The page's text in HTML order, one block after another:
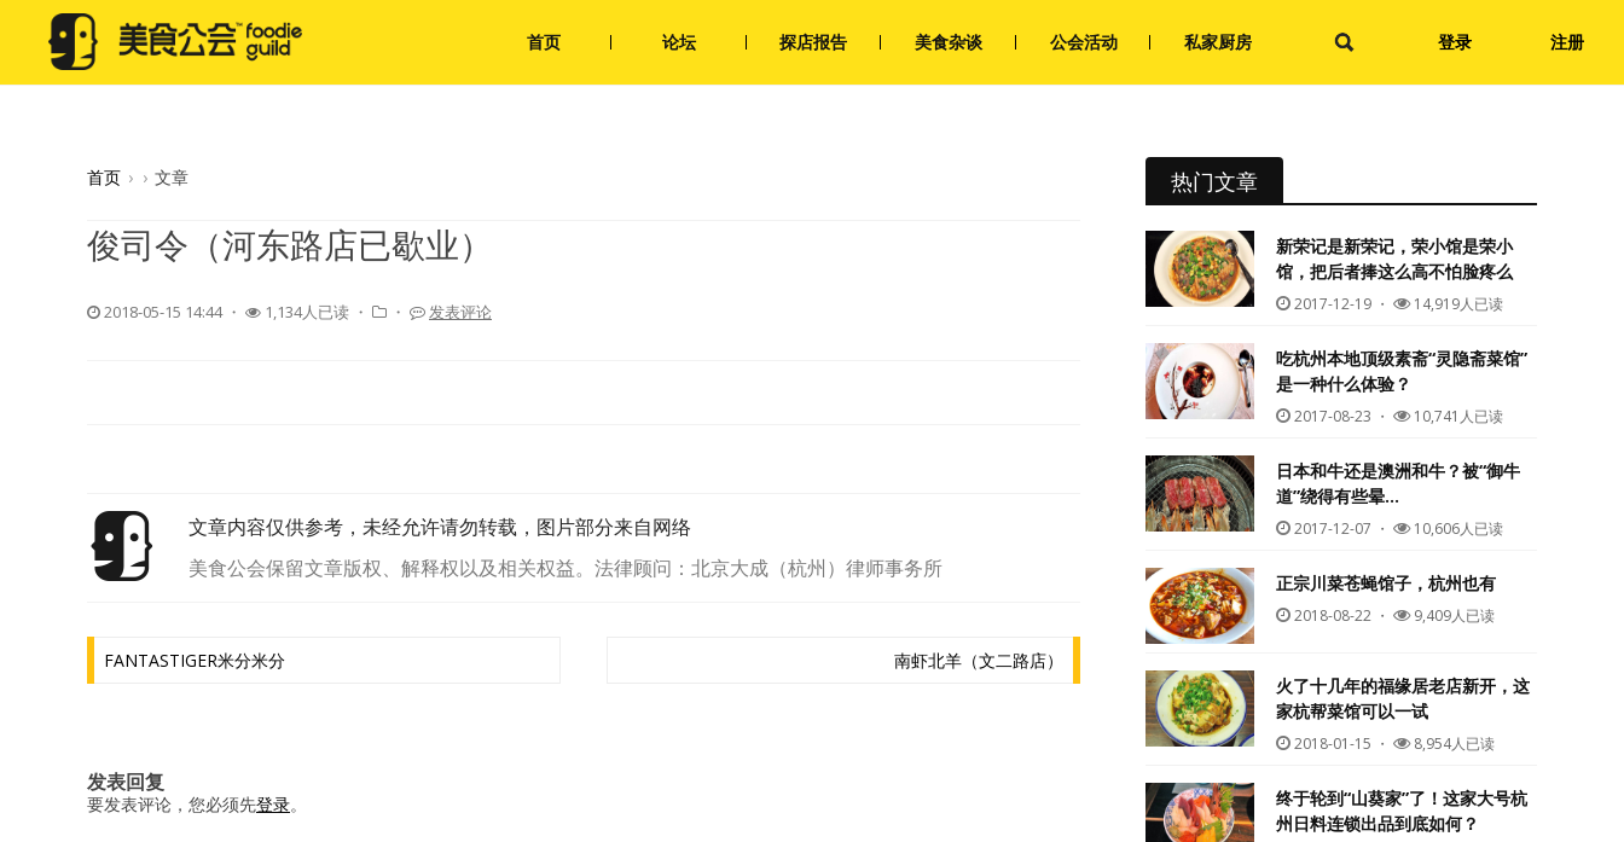
登录 注册
首页 论坛 探店报告 美食杂谈 公会活动 私家厨房
首页 › › 文章
俊司令（河东路店已歇业）
2018-05-15 14:44・ 1,134人已读 ・ ・ 发表评论
文章内容仅供参考，未经允许请勿转载，图片部分来自网络
美食公会保留文章版权、解释权以及相关权益。法律顾问：北京大成（杭州）律师事务所
章
FANTASTIGER米分米分 南虾北羊（文二路店）
发表回复
要发表评论，您必须先登录。
热门文章
新荣记是新荣记，荣小馆是荣小
馆，把后者捧这么高不怕脸疼么
2017-12-19 ・ 14,919人已读
吃杭州本地顶级素斋“灵隐斋菜馆”
是一种什么体验？
2017-08-23 ・ 10,741人已读
日本和牛还是澳洲和牛？被“御牛
道”绕得有些晕…
2017-12-07 ・ 10,606人已读
正宗川菜苍蝇馆子，杭州也有
2018-08-22 ・ 9,409人已读
火了十几年的福缘居老店新开，这
家杭帮菜馆可以一试
2018-01-15 ・ 8,954人已读
终于轮到“山葵家”了！这家大号杭
州日料连锁出品到底如何？